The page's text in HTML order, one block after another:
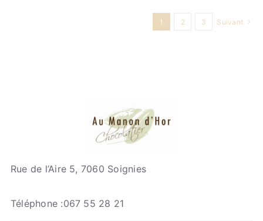
1 2 3 Suivant
Rue de l’Aire 5, 7060 Soignies
Téléphone :067 55 28 21